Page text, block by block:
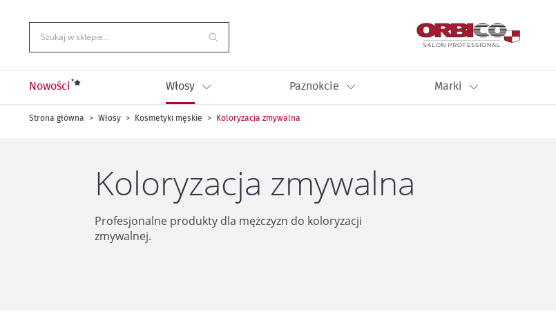
do
treści
Szukaj w sklepie…
Nowości Włosy Paznokcie Marki
Strona główna Włosy Kosmetyki męskie Koloryzacja zmywalna
Koloryzacja zmywalna
Profesjonalne produkty dla mężczyzn do koloryzacji
zmywalnej.